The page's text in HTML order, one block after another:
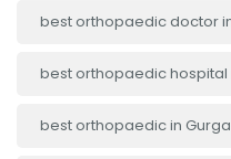
best orthopaedic doctor
best orthopaedic hospital
best orthopaedic in